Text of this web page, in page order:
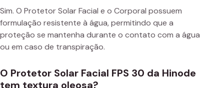
Sim. O Protetor Solar Facial e o Corporal possuem
formulação resistente à água, permitindo que a
proteção se mantenha durante o contato com a água
ou em caso de transpiração.
O Protetor Solar Facial FPS 30 da Hinode
tem textura oleosa?